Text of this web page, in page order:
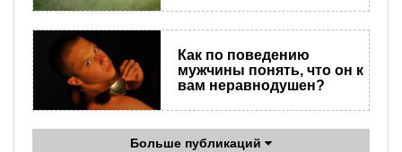
Как по поведению
мужчины понять, что он к
вам неравнодушен?
Больше публикаций